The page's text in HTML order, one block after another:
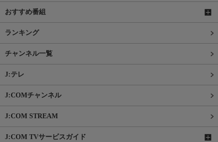
おすすめ番組
ランキング
チャンネル一覧
J:テレ
J:COMチャンネル
J:COM STREAM
J:COM TVサービスガイド